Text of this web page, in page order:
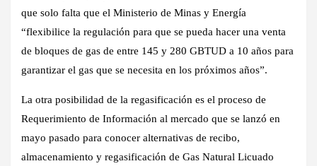
que solo falta que el Ministerio de Minas y Energía
“flexibilice la regulación para que se pueda hacer una venta
de bloques de gas de entre 145 y 280 GBTUD a 10 años para
garantizar el gas que se necesita en los próximos años”.
La otra posibilidad de la regasificación es el proceso de
Requerimiento de Información al mercado que se lanzó en
mayo pasado para conocer alternativas de recibo,
almacenamiento y regasificación de Gas Natural Licuado